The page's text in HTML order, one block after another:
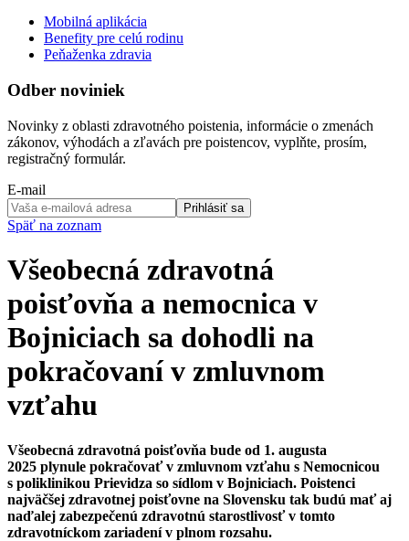
Mobilná aplikácia
Benefity pre celú rodinu
Peňaženka zdravia
Odber noviniek
Novinky z oblasti zdravotného poistenia, informácie o zmenách
zákonov, výhodách a zľavách pre poistencov, vyplňte, prosím,
registračný formulár.
E-mail
Prihlásiť sa
Späť na zoznam
Všeobecná zdravotná
poisťovňa a nemocnica v
Bojniciach sa dohodli na
pokračovaní v zmluvnom
vzťahu
Všeobecná zdravotná poisťovňa bude od 1. augusta
2025 plynule pokračovať v zmluvnom vzťahu s Nemocnicou
s poliklinikou Prievidza so sídlom v Bojniciach. Poistenci
najväčšej zdravotnej poisťovne na Slovensku tak budú mať aj
naďalej zabezpečenú zdravotnú starostlivosť v tomto
zdravotníckom zariadení v plnom rozsahu.